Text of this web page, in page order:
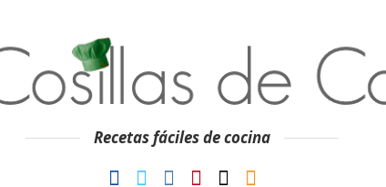
Recetas fáciles de cocina